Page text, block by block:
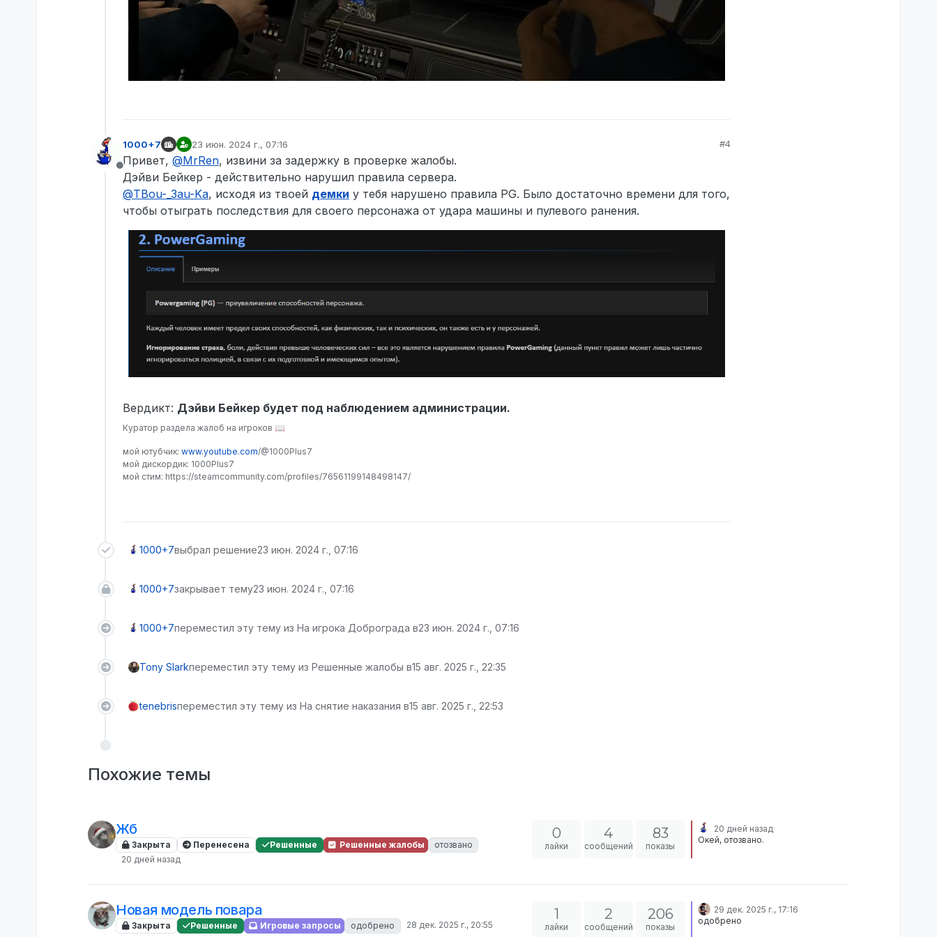
Не в сети
1000+7 23 июн. 2024 г., 07:16
отредактировано
#4
Привет, @MrRen, извини за задержку в проверке жалобы.
Дэйви Бейкер - действительно нарушил правила сервера.
@TBou-_3au-Ka, исходя из твоей демки у тебя нарушено правила PG. Было достаточно времени для того,
чтобы отыграть последствия для своего персонажа от удара машины и пулевого ранения.
Вердикт: Дэйви Бейкер будет под наблюдением администрации.
Куратор раздела жалоб на игроков 📖
мой ютубчик: www.youtube.com/@1000Plus7
мой дискордик: 1000Plus7
мой стим: https://steamcommunity.com/profiles/76561199148498147/
1000+7выбрал решение23 июн. 2024 г., 07:16
1000+7закрывает тему23 июн. 2024 г., 07:16
1000+7переместил эту тему из На игрока Доброграда в23 июн. 2024 г., 07:16
Tony Slarkпереместил эту тему из Решенные жалобы в15 авг. 2025 г., 22:35
tenebrisпереместил эту тему из На снятие наказания в15 авг. 2025 г., 22:53
Похожие темы
Жб
Закрыта Перенесена Решенные Решенные жалобы
отозвано
20 дней назад
0
лайки
4
сообщений
83
показы
20 дней назад
Окей, отозвано.
Новая модель повара
Закрыта Решенные Игровые запросы одобрено 28 дек. 2025 г., 20:55
1
лайки
2
сообщений
206
показы
29 дек. 2025 г., 17:16
одобрено